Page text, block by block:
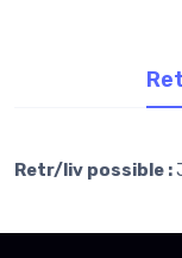
Retr/liv possible :